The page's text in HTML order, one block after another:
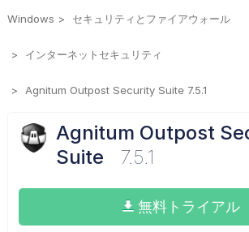
Windows セキュリティとファイアウォール
インターネットセキュリティ
Agnitum Outpost Security Suite 7.5.1
Agnitum Outpost
Suite
7.5.1
無料トライアル